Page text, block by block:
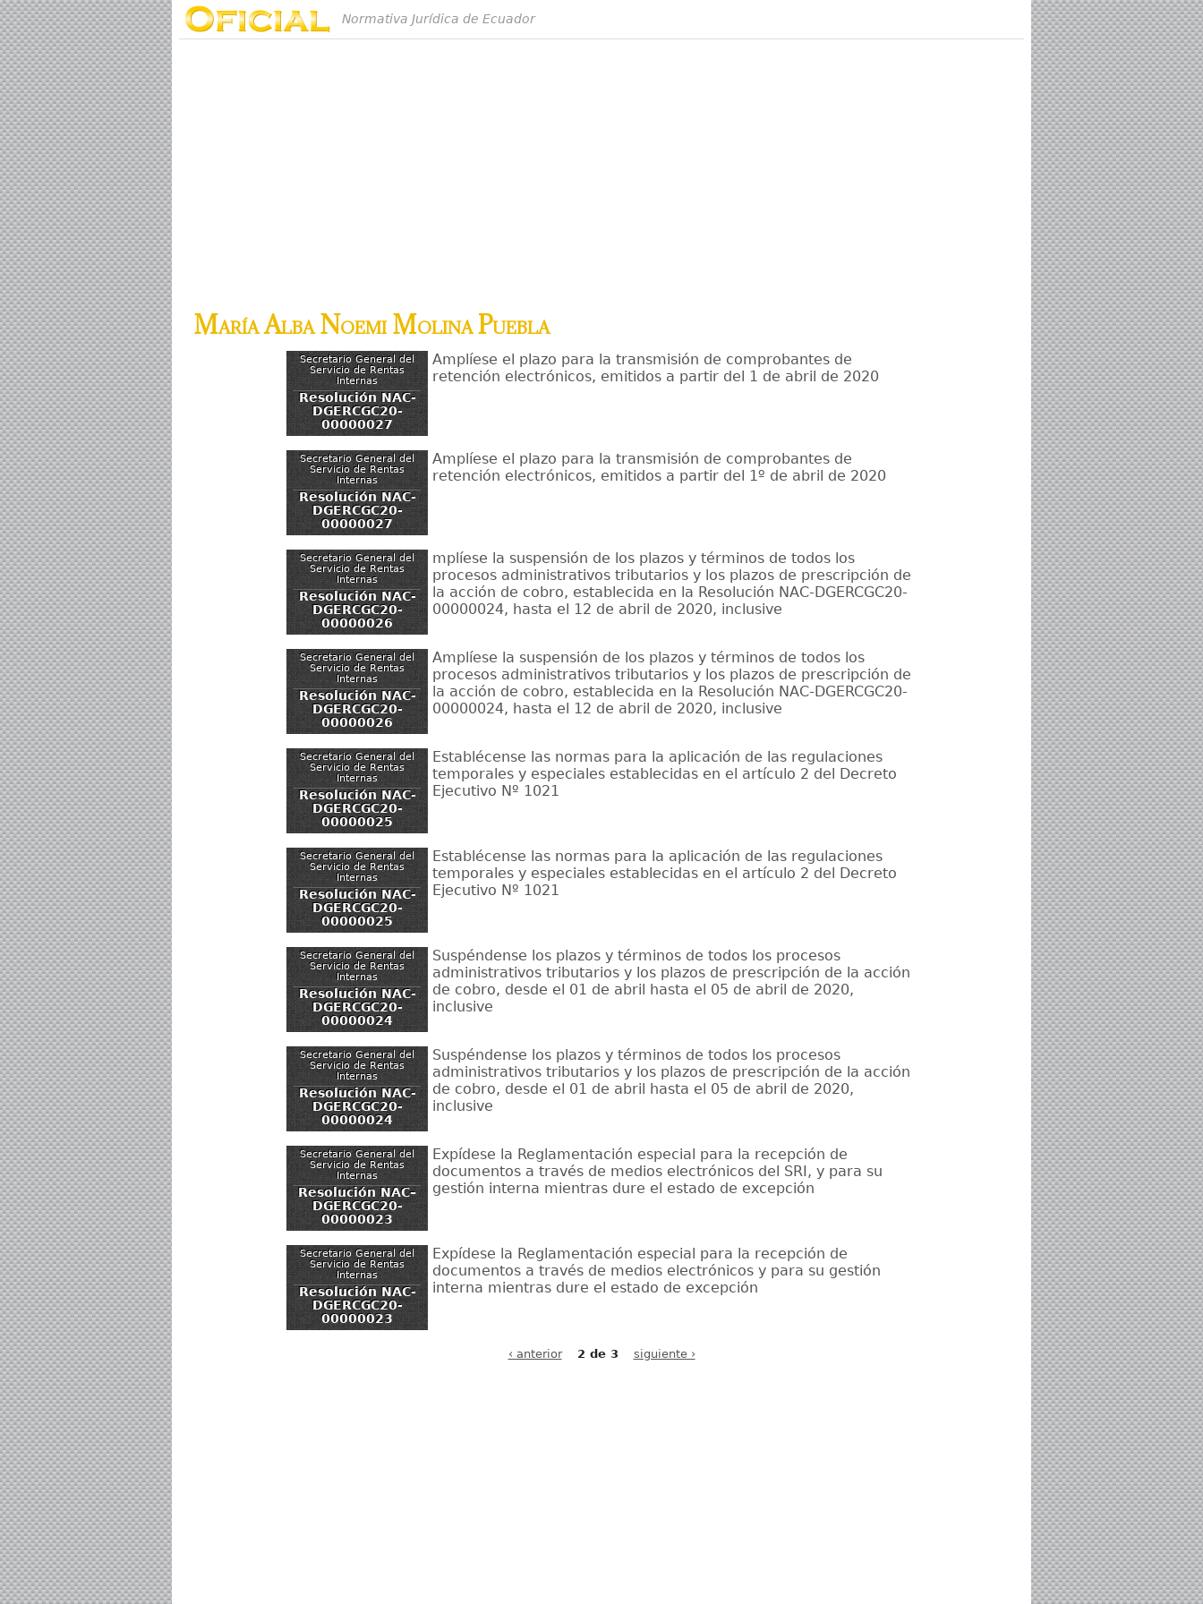
Normativa Jurídica de Ecuador
María Alba Noemi Molina Puebla
Secretario General del
Servicio de Rentas
Internas
Resolución NAC-
DGERCGC20-
00000027
Amplíese el plazo para la transmisión de comprobantes de
retención electrónicos, emitidos a partir del 1 de abril de 2020
Secretario General del
Servicio de Rentas
Internas
Resolución NAC-
DGERCGC20-
00000027
Amplíese el plazo para la transmisión de comprobantes de
retención electrónicos, emitidos a partir del 1º de abril de 2020
Secretario General del
Servicio de Rentas
Internas
Resolución NAC-
DGERCGC20-
00000026
mplíese la suspensión de los plazos y términos de todos los
procesos administrativos tributarios y los plazos de prescripción de
la acción de cobro, establecida en la Resolución NAC-DGERCGC20-
00000024, hasta el 12 de abril de 2020, inclusive
Secretario General del
Servicio de Rentas
Internas
Resolución NAC-
DGERCGC20-
00000026
Amplíese la suspensión de los plazos y términos de todos los
procesos administrativos tributarios y los plazos de prescripción de
la acción de cobro, establecida en la Resolución NAC-DGERCGC20-
00000024, hasta el 12 de abril de 2020, inclusive
Secretario General del
Servicio de Rentas
Internas
Resolución NAC-
DGERCGC20-
00000025
Establécense las normas para la aplicación de las regulaciones
temporales y especiales establecidas en el artículo 2 del Decreto
Ejecutivo Nº 1021
Secretario General del
Servicio de Rentas
Internas
Resolución NAC-
DGERCGC20-
00000025
Establécense las normas para la aplicación de las regulaciones
temporales y especiales establecidas en el artículo 2 del Decreto
Ejecutivo Nº 1021
Secretario General del
Servicio de Rentas
Internas
Resolución NAC-
DGERCGC20-
00000024
Suspéndense los plazos y términos de todos los procesos
administrativos tributarios y los plazos de prescripción de la acción
de cobro, desde el 01 de abril hasta el 05 de abril de 2020,
inclusive
Secretario General del
Servicio de Rentas
Internas
Resolución NAC-
DGERCGC20-
00000024
Suspéndense los plazos y términos de todos los procesos
administrativos tributarios y los plazos de prescripción de la acción
de cobro, desde el 01 de abril hasta el 05 de abril de 2020,
inclusive
Secretario General del
Servicio de Rentas
Internas
Resolución NAC–
DGERCGC20-
00000023
Expídese la Reglamentación especial para la recepción de
documentos a través de medios electrónicos del SRI, y para su
gestión interna mientras dure el estado de excepción
Secretario General del
Servicio de Rentas
Internas
Resolución NAC-
DGERCGC20-
00000023
Expídese la Reglamentación especial para la recepción de
documentos a través de medios electrónicos y para su gestión
interna mientras dure el estado de excepción
‹ anterior 2 de 3 siguiente ›